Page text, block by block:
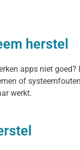
herstel
apps niet
of
werkt.